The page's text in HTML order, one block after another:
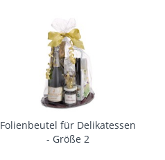
Folienbeutel für Delikatessen
- Größe 2